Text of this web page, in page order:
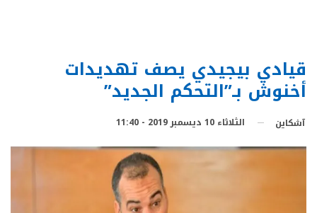
قيادي بيجيدي يصف تهديدات
أخنوش بـ”التحكم الجديد”
آشكاين الثلاثاء 10 ديسمبر 2019 - 11:40